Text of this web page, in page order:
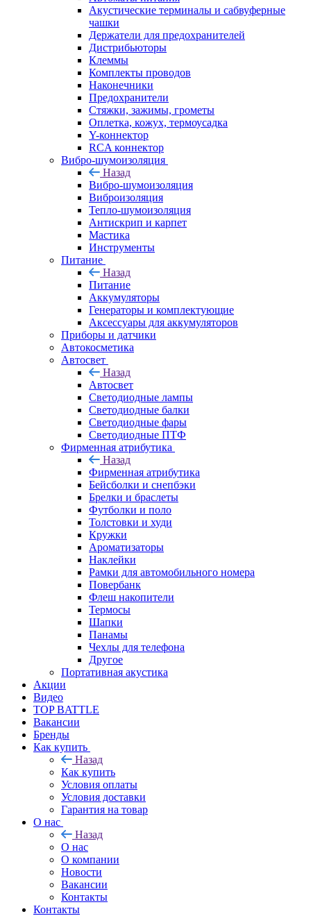
Акустические терминалы и сабвуферные
чашки
Держатели для предохранителей
Дистрибьюторы
Клеммы
Комплекты проводов
Наконечники
Предохранители
Стяжки, зажимы, грометы
Оплетка, кожух, термоусадка
Y-коннектор
RCA коннектор
Вибро-шумоизоляция
Назад
Вибро-шумоизоляция
Виброизоляция
Тепло-шумоизоляция
Антискрип и карпет
Мастика
Инструменты
Питание
Назад
Питание
Аккумуляторы
Генераторы и комплектующие
Аксессуары для аккумуляторов
Приборы и датчики
Автокосметика
Автосвет
Назад
Автосвет
Светодиодные лампы
Светодиодные балки
Светодиодные фары
Светодиодные ПТФ
Фирменная атрибутика
Назад
Фирменная атрибутика
Бейсболки и снепбэки
Брелки и браслеты
Футболки и поло
Толстовки и худи
Кружки
Ароматизаторы
Наклейки
Рамки для автомобильного номера
Повербанк
Флеш накопители
Термосы
Шапки
Панамы
Чехлы для телефона
Другое
Портативная акустика
Акции
Видео
TOP BATTLE
Вакансии
Бренды
Как купить
Назад
Как купить
Условия оплаты
Условия доставки
Гарантия на товар
О нас
Назад
О нас
О компании
Новости
Вакансии
Контакты
Контакты